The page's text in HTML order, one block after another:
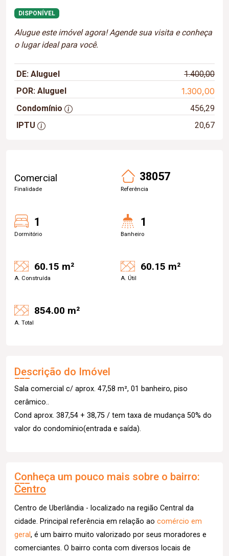
DISPONÍVEL
Alugue este imóvel agora! Agende sua visita e conheça
o lugar ideal para você.
DE: Aluguel
1.400,00
POR: Aluguel
1.300,00
Condomínio
456,29
IPTU
20,67
Comercial
Finalidade
38057
Referência
1
Dormitório
1
Banheiro
60.15 m²
A. Construída
60.15 m²
A. Útil
854.00 m²
A. Total
Descrição do Imóvel
Sala comercial c/ aprox. 47,58 m², 01 banheiro, piso
cerâmico..
Cond aprox. 387,54 + 38,75 / tem taxa de mudança 50% do
valor do condomínio(entrada e saída).
Conheça um pouco mais sobre o bairro:
Centro
Centro de Uberlândia - localizado na região Central da
cidade. Principal referência em relação ao comércio em
geral, é um bairro muito valorizado por seus moradores e
comerciantes. O bairro conta com diversos locais de